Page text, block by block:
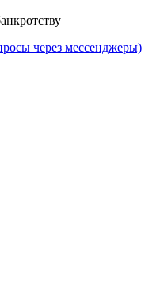
через мессенджеры)